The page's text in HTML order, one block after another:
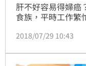
肝不好容易得婦癌
食族，平時工作繁
2018/07/29 10:43